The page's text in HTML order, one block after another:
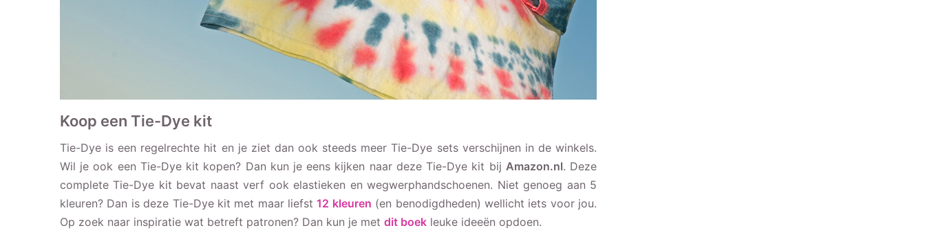
Koop een Tie-Dye kit
Tie-Dye is een regelrechte hit en je ziet dan ook steeds meer Tie-Dye sets verschijnen in de winkels.
Wil je ook een Tie-Dye kit kopen? Dan kun je eens kijken naar deze Tie-Dye kit bij Amazon.nl. Deze
complete Tie-Dye kit bevat naast verf ook elastieken en wegwerphandschoenen. Niet genoeg aan 5
kleuren? Dan is deze Tie-Dye kit met maar liefst12 kleuren (en benodigdheden) wellicht iets voor jou.
Op zoek naar inspiratie wat betreft patronen? Dan kun je met dit boek leuke ideeën opdoen.